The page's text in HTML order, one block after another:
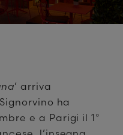
’ arriva
ha
e a Parigi il 1°